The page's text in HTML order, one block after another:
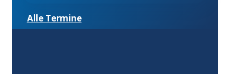
Alle Termine